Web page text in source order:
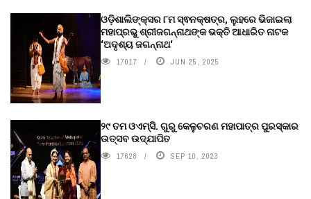
ଓଡ଼ିଶାଲିଙ୍କ୍ସର ୮ମ ସ୍ଵନକ୍ଷତ୍ର, ଲୁହରେ ଭିଜାଇଲା
ମହାପ୍ରଭୁ ଶ୍ରୀଜଗନ୍ନାଥଙ୍କ ଭକ୍ତି ଆଧାରିତ ନାଟକ
‘ଅଦୃଶ୍ୟ ଜଗନ୍ନାଥ‘
17017 JUN 25, 2025
୨୯ ତମ ଓଏମ୍‌ସି. ଗୁରୁ କେଳୁଚରଣ ମହାପାତ୍ର ପୁରସ୍କାର
ଉତ୍ସବ ଉଦ୍‍ଯାପିତ
17628 SEP 10, 2023